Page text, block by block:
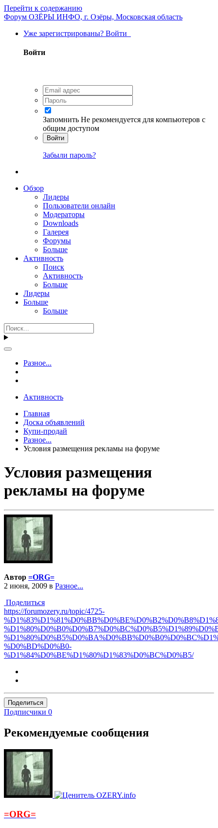
Перейти к содержанию
Форум ОЗЁРЫ ИНФО, г. Озёры, Московская область
Уже зарегистрированы? Войти
Войти
Запомнить Не рекомендуется для компьютеров с
общим доступом
Войти
Забыли пароль?
Обзор
Лидеры
Пользователи онлайн
Модераторы
Downloads
Галерея
Форумы
Больше
Активность
Поиск
Активность
Больше
Лидеры
Больше
Больше
Разное...
Активность
Главная
Доска объявлений
Купи-продай
Разное...
Условия размещения рекламы на форуме
Условия размещения
рекламы на форуме
Автор =ORG=
2 июня, 2009 в Разное...
Поделиться
https://forumozery.ru/topic/4725-
%D0%BD%D0%B0-
%D1%84%D0%BE%D1%80%D1%83%D0%BC%D0%B5/
Поделиться
Подписчики 0
Рекомендуемые сообщения
=ORG=